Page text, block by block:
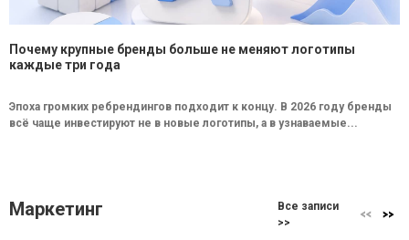
Почему крупные бренды больше не меняют логотипы
каждые три года
Эпоха громких ребрендингов подходит к концу. В 2026 году бренды
всё чаще инвестируют не в новые логотипы, а в узнаваемые...
Маркетинг
Все записи
>>